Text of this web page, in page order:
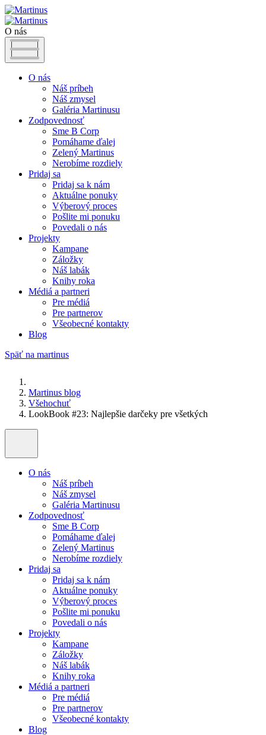
O nás
O nás
Náš príbeh
Náš zmysel
Galéria Martinusu
Zodpovednosť
Sme B Corp
Pomáhame ďalej
Zelený Martinus
Nerobíme rozdiely
Pridaj sa
Pridaj sa k nám
Aktuálne ponuky
Výberový proces
Pošlite mi ponuku
Povedali o nás
Projekty
Kampane
Záložky
Náš labák
Knihy roka
Médiá a partneri
Pre médiá
Pre partnerov
Všeobecné kontakty
Blog
Späť na martinus
Martinus blog
Všehochuť
LookBook #23: Najlepšie darčeky pre všetkých
O nás
Náš príbeh
Náš zmysel
Galéria Martinusu
Zodpovednosť
Sme B Corp
Pomáhame ďalej
Zelený Martinus
Nerobíme rozdiely
Pridaj sa
Pridaj sa k nám
Aktuálne ponuky
Výberový proces
Pošlite mi ponuku
Povedali o nás
Projekty
Kampane
Záložky
Náš labák
Knihy roka
Médiá a partneri
Pre médiá
Pre partnerov
Všeobecné kontakty
Blog